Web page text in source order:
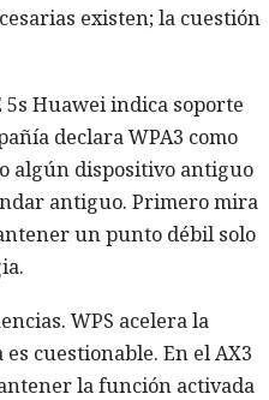
existen; la cuestión
5s Huawei indica soporte
declara WPA3 como
algún dispositivo antiguo
antiguo. Primero mira
un punto débil solo
WPS acelera la
cuestionable. En el AX3
la función activada